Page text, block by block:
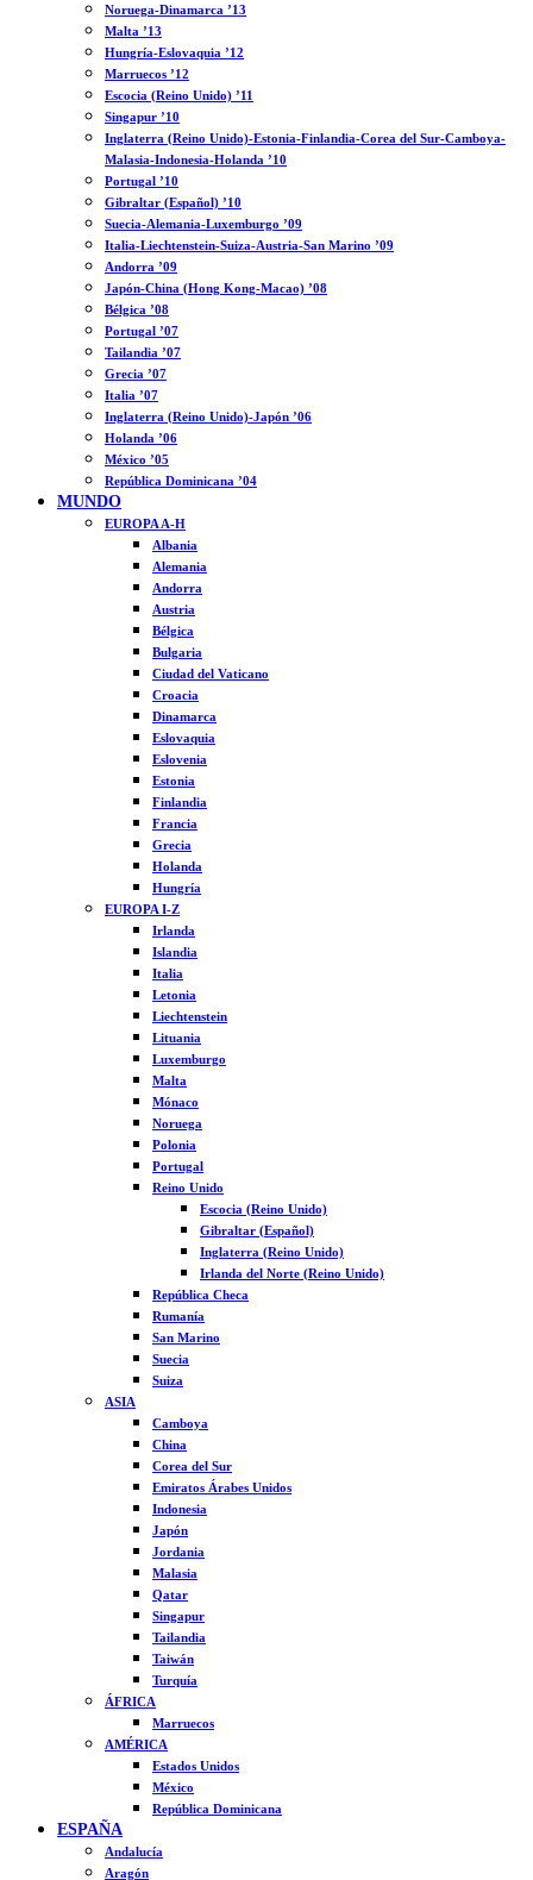
Noruega-Dinamarca ’13
Malta ’13
Hungría-Eslovaquia ’12
Marruecos ’12
Escocia (Reino Unido) ’11
Singapur ’10
Inglaterra (Reino Unido)-Estonia-Finlandia-Corea del Sur-Camboya-
Malasia-Indonesia-Holanda ’10
Portugal ’10
Gibraltar (Español) ’10
Suecia-Alemania-Luxemburgo ’09
Italia-Liechtenstein-Suiza-Austria-San Marino ’09
Andorra ’09
Japón-China (Hong Kong-Macao) ’08
Bélgica ’08
Portugal ’07
Tailandia ’07
Grecia ’07
Italia ’07
Inglaterra (Reino Unido)-Japón ’06
Holanda ’06
México ’05
República Dominicana ’04
MUNDO
EUROPA A-H
Albania
Alemania
Andorra
Austria
Bélgica
Bulgaria
Ciudad del Vaticano
Croacia
Dinamarca
Eslovaquia
Eslovenia
Estonia
Finlandia
Francia
Grecia
Holanda
Hungría
EUROPA I-Z
Irlanda
Islandia
Italia
Letonia
Liechtenstein
Lituania
Luxemburgo
Malta
Mónaco
Noruega
Polonia
Portugal
Reino Unido
Escocia (Reino Unido)
Gibraltar (Español)
Inglaterra (Reino Unido)
Irlanda del Norte (Reino Unido)
República Checa
Rumanía
San Marino
Suecia
Suiza
ASIA
Camboya
China
Corea del Sur
Emiratos Árabes Unidos
Indonesia
Japón
Jordania
Malasia
Qatar
Singapur
Tailandia
Taiwán
Turquía
ÁFRICA
Marruecos
AMÉRICA
Estados Unidos
México
República Dominicana
ESPAÑA
Andalucía
Aragón